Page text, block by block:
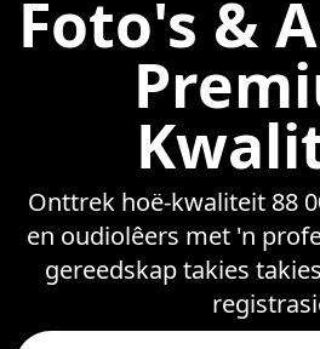
Foto's &
Onttrek hoë-kwaliteit 88
en oudiolêers met 'n
gereedskap takies